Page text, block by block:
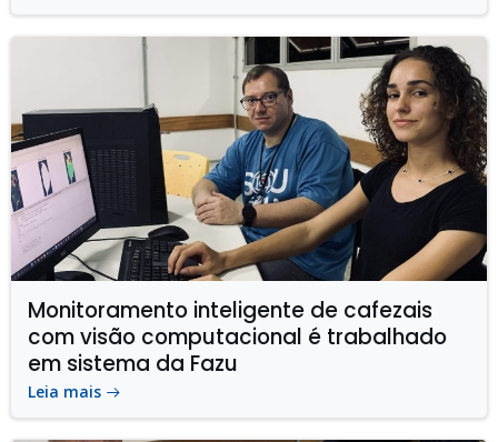
Monitoramento inteligente de cafezais
com visão computacional é trabalhado
em sistema da Fazu
Leia mais